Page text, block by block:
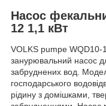
Насос
12 1,1 кВт
VOLKS pumpe
занурювальний насос
забруднених вод.
господарського
рідину з домішками,